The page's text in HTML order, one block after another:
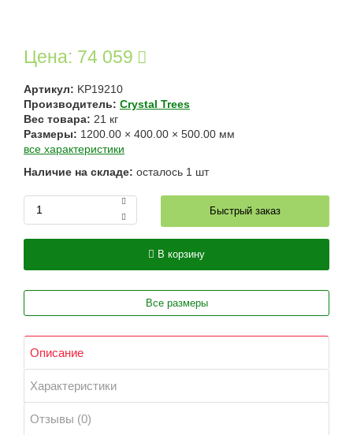
Цена: 74 059
Артикул: KP19210
Производитель: Crystal Trees
Вес товара: 21 кг
Размеры: 1200.00 × 400.00 × 500.00 мм
все характеристики
Наличие на складе: осталось 1 шт
Быстрый заказ
В корзину
Все размеры
Описание
Характеристики
Отзывы (0)